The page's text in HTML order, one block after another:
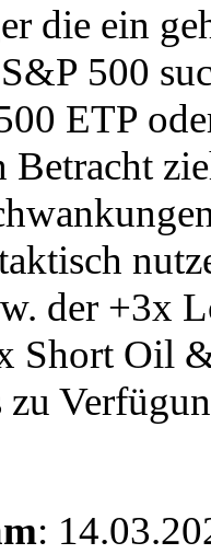
die ein
500
ETP
der +3x
Short Oil
zu
: